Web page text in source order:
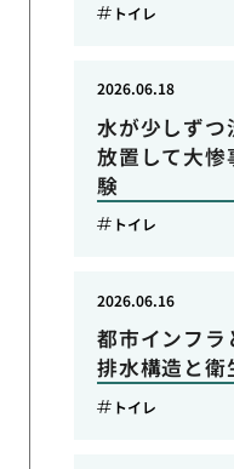
トイレ
水が少しずつ
放置して大惨
験
2026.06.18
トイレ
都市インフラ
排水構造と衛
2026.06.16
トイレ